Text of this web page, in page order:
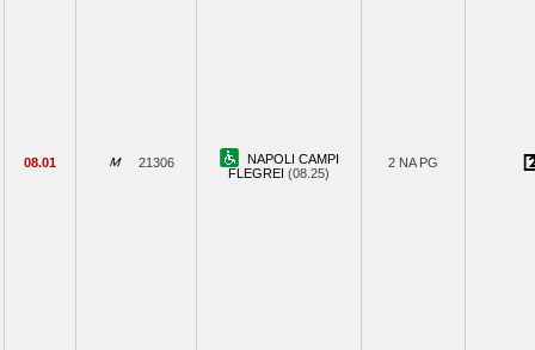
08.01 21306
NAPOLI CAMPI
FLEGREI (08.25)
2 NA PG